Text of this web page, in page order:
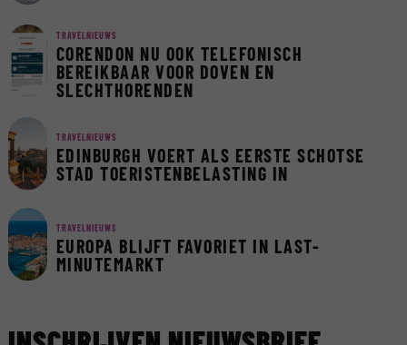
TRAVELNIEUWS
CORENDON NU OOK TELEFONISCH
BEREIKBAAR VOOR DOVEN EN
SLECHTHORENDEN
TRAVELNIEUWS
EDINBURGH VOERT ALS EERSTE SCHOTSE
STAD TOERISTENBELASTING IN
TRAVELNIEUWS
EUROPA BLIJFT FAVORIET IN LAST-
MINUTEMARKT